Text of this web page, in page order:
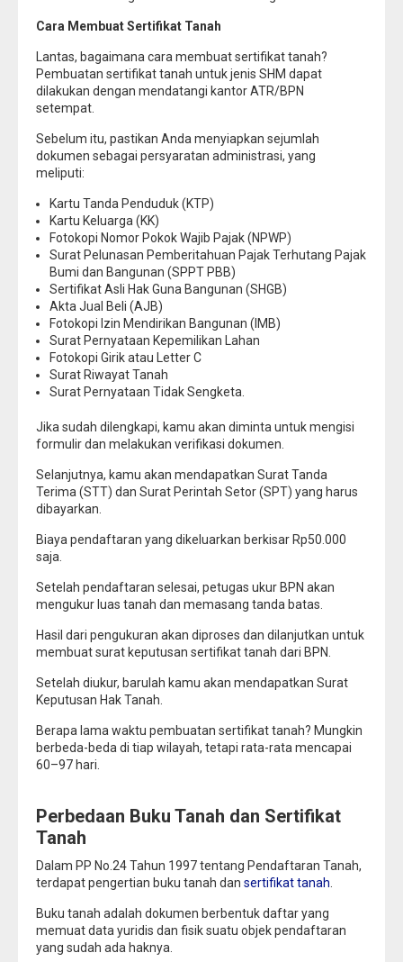
Cara Membuat Sertifikat Tanah
Lantas, bagaimana cara membuat sertifikat tanah?
Pembuatan sertifikat tanah untuk jenis SHM dapat
dilakukan dengan mendatangi kantor ATR/BPN
setempat.
Sebelum itu, pastikan Anda menyiapkan sejumlah
dokumen sebagai persyaratan administrasi, yang
meliputi:
Kartu Tanda Penduduk (KTP)
Kartu Keluarga (KK)
Fotokopi Nomor Pokok Wajib Pajak (NPWP)
Surat Pelunasan Pemberitahuan Pajak Terhutang Pajak
Bumi dan Bangunan (SPPT PBB)
Sertifikat Asli Hak Guna Bangunan (SHGB)
Akta Jual Beli (AJB)
Fotokopi Izin Mendirikan Bangunan (IMB)
Surat Pernyataan Kepemilikan Lahan
Fotokopi Girik atau Letter C
Surat Riwayat Tanah
Surat Pernyataan Tidak Sengketa.
Jika sudah dilengkapi, kamu akan diminta untuk mengisi
formulir dan melakukan verifikasi dokumen.
Selanjutnya, kamu akan mendapatkan Surat Tanda
Terima (STT) dan Surat Perintah Setor (SPT) yang harus
dibayarkan.
Biaya pendaftaran yang dikeluarkan berkisar Rp50.000
saja.
Setelah pendaftaran selesai, petugas ukur BPN akan
mengukur luas tanah dan memasang tanda batas.
Hasil dari pengukuran akan diproses dan dilanjutkan untuk
membuat surat keputusan sertifikat tanah dari BPN.
Setelah diukur, barulah kamu akan mendapatkan Surat
Keputusan Hak Tanah.
Berapa lama waktu pembuatan sertifikat tanah? Mungkin
berbeda-beda di tiap wilayah, tetapi rata-rata mencapai
60–97 hari.
Perbedaan Buku Tanah dan Sertifikat
Tanah
Dalam PP No.24 Tahun 1997 tentang Pendaftaran Tanah,
terdapat pengertian buku tanah dan sertifikat tanah
Buku tanah adalah dokumen berbentuk daftar yang
memuat data yuridis dan fisik suatu objek pendaftaran
yang sudah ada haknya.